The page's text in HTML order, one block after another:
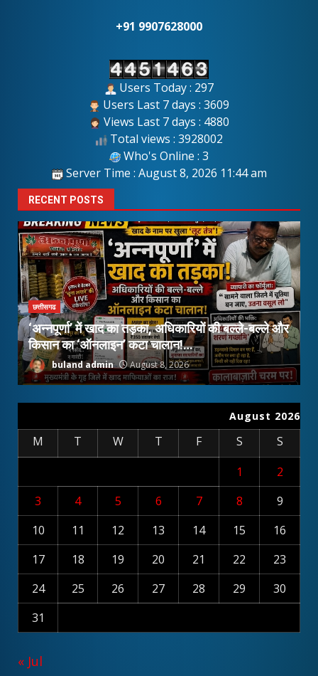
+91 9907628000
Users Today : 297
Users Last 7 days : 3609
Views Last 7 days : 4880
Total views : 3928002
Who's Online : 3
Server Time : August 8, 2026 11:44 am
RECENT POSTS
छत्तीसगढ
‘अन्नपूर्णा’ में खाद का तड़का, अधिकारियों की बल्ले-बल्ले और
किसान का ‘ऑनलाइन’ कटा चालान!…
buland admin August 8, 2026
August 2026
M T W T F S
S
1
2
3
4 5 6 7 8
9
10
11 12 13 14 15
16
17
18 19 20 21 22
23
24
25 26 27 28 29
30
31
« Jul